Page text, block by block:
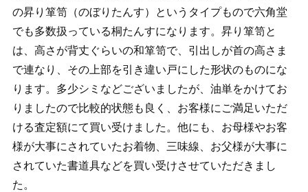
の昇り箪笥（のぼりたんす）というタイプもので六角堂
でも多数扱っている桐たんすになります。昇り箪笥と
は、高さが背丈ぐらいの和箪笥で、引出しが首の高さま
で連なり、その上部を引き違い戸にした形状のものにな
ります。多少シミなどございましたが、油単をかけてお
りましたので比較的状態も良く、お客様にご満足いただ
ける査定額にて買い受けました。他にも、お母様やお客
様が大事にされていたお着物、三味線、お父様が大事に
されていた書道具などを買い受けさせていただきまし
た。